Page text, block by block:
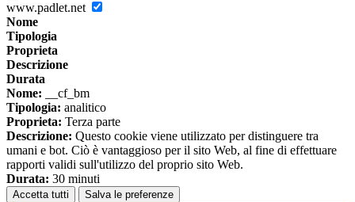
www.padlet.net
Nome
Tipologia
Proprieta
Descrizione
Durata
Nome: __cf_bm
Tipologia: analitico
Proprieta: Terza parte
Descrizione: Questo cookie viene utilizzato per distinguere tra
umani e bot. Ciò è vantaggioso per il sito Web, al fine di effettuare
rapporti validi sull'utilizzo del proprio sito Web.
Durata: 30 minuti
Accetta tutti Salva le preferenze